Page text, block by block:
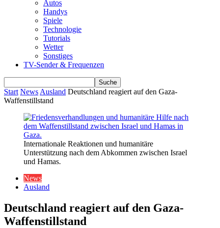
Autos
Handys
Spiele
Technologie
Tutorials
Wetter
Sonstiges
TV-Sender & Frequenzen
Start News Ausland Deutschland reagiert auf den Gaza-
Waffenstillstand
Internationale Reaktionen und humanitäre
Unterstützung nach dem Abkommen zwischen Israel
und Hamas.
News
Ausland
Deutschland reagiert auf den Gaza-
Waffenstillstand